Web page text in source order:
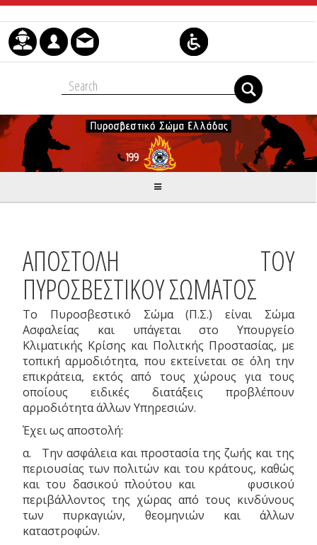
Μετάβαση στο περιεχόμενο
ΑΠΟΣΤΟΛΗ ΤΟΥ
ΠΥΡΟΣΒΕΣΤΙΚΟΥ ΣΩΜΑΤΟΣ
Το Πυροσβεστικό Σώμα (Π.Σ.) είναι Σώμα
Ασφαλείας και υπάγεται στο Υπουργείο
Κλιματικής Κρίσης και Πολιτκής Προστασίας, με
τοπική αρμοδιότητα, που εκτείνεται σε όλη την
επικράτεια, εκτός από τους χώρους για τους
οποίους ειδικές διατάξεις προβλέπουν
αρμοδιότητα άλλων Υπηρεσιών.
Έχει ως αποστολή:
α. Την ασφάλεια και προστασία της ζωής και της
περιουσίας των πολιτών και του κράτους, καθώς
και του δασικού πλούτου και φυσικού
περιβάλλοντος της χώρας από τους κινδύνους
των πυρκαγιών, θεομηνιών και άλλων
καταστροφών.